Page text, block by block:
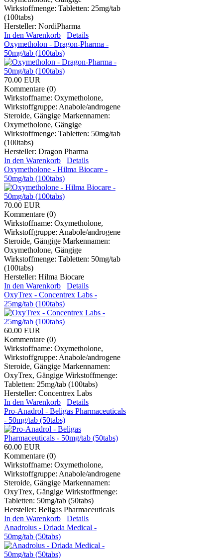
Wirkstoffmenge: Tabletten: 25mg/tab
(100tabs)
Hersteller: NordiPharma
In den Warenkorb
Details
Oxymetholon - Dragon-Pharma -
50mg/tab (100tabs)
70.00 EUR
Kommentare (0)
Wirkstoffname: Oxymetholone,
Wirkstoffgruppe: Anabole/androgene
Steroide, Gängige Markennamen:
Oxymetholone, Gängige
Wirkstoffmenge: Tabletten: 50mg/tab
(100tabs)
Hersteller: Dragon Pharma
In den Warenkorb
Details
Oxymetholone - Hilma Biocare -
50mg/tab (100tabs)
70.00 EUR
Kommentare (0)
Wirkstoffname: Oxymetholone,
Wirkstoffgruppe: Anabole/androgene
Steroide, Gängige Markennamen:
Oxymetholone, Gängige
Wirkstoffmenge: Tabletten: 50mg/tab
(100tabs)
Hersteller: Hilma Biocare
In den Warenkorb
Details
OxyTrex - Concentrex Labs -
25mg/tab (100tabs)
60.00 EUR
Kommentare (0)
Wirkstoffname: Oxymetholone,
Wirkstoffgruppe: Anabole/androgene
Steroide, Gängige Markennamen:
OxyTrex, Gängige Wirkstoffmenge:
Tabletten: 25mg/tab (100tabs)
Hersteller: Concentrex Labs
In den Warenkorb
Details
Pro-Anadrol - Beligas Pharmaceuticals
- 50mg/tab (50tabs)
60.00 EUR
Kommentare (0)
Wirkstoffname: Oxymetholone,
Wirkstoffgruppe: Anabole/androgene
Steroide, Gängige Markennamen:
OxyTrex, Gängige Wirkstoffmenge:
Tabletten: 50mg/tab (50tabs)
Hersteller: Beligas Pharmaceuticals
In den Warenkorb
Details
Anadrolus - Driada Medical -
50mg/tab (50tabs)